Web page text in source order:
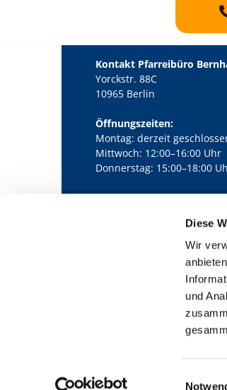
Diese
Wir
und
Kontakt Pfarreibüro
Yorckstr. 88C
10965 Berlin
Öffnungszeiten:
Montag: derzeit
Mittwoch: 12:00–16:00 Uhr
Donnerstag: 15:00–18:00
Kath.